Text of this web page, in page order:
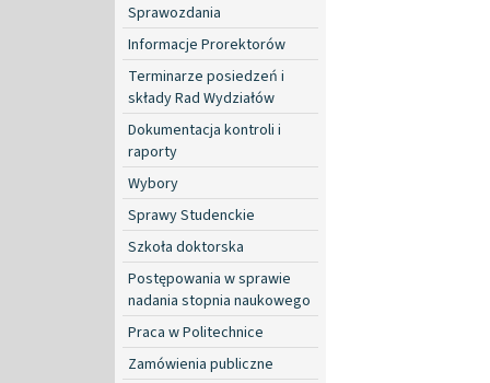
Sprawozdania
Informacje Prorektorów
Terminarze posiedzeń i
składy Rad Wydziałów
Dokumentacja kontroli i
raporty
Wybory
Sprawy Studenckie
Szkoła doktorska
Postępowania w sprawie
nadania stopnia naukowego
Praca w Politechnice
Zamówienia publiczne